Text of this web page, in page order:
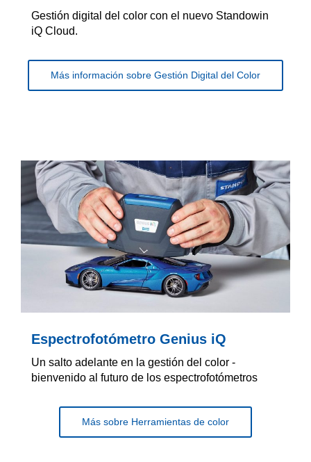
Gestión digital del color con el nuevo Standowin
iQ Cloud.
Más información sobre Gestión Digital del Color
Espectrofotómetro Genius iQ
Un salto adelante en la gestión del color -
bienvenido al futuro de los espectrofotómetros
Más sobre Herramientas de color